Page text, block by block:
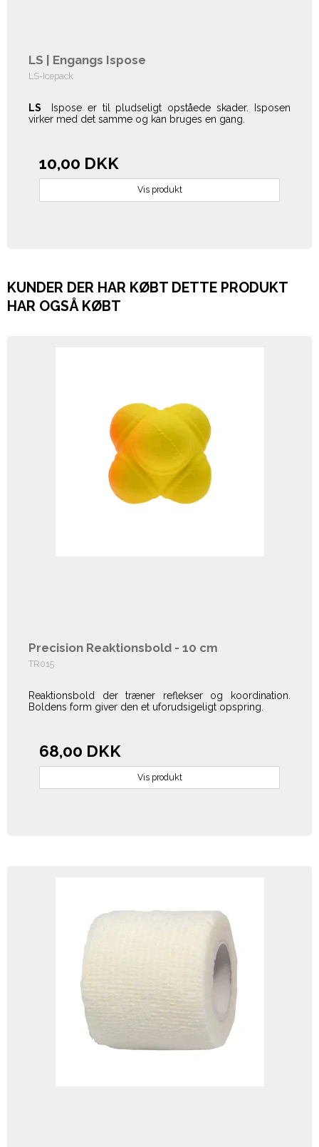
LS | Engangs Ispose
LS-Icepack
LS
Ispose er til pludseligt opståede skader. Isposen
virker med det samme og kan bruges en gang.
10,00 DKK
Vis produkt
KUNDER DER HAR KØBT DETTE PRODUKT
HAR OGSÅ KØBT
Precision Reaktionsbold - 10 cm
TR015
Reaktionsbold der træner reflekser og koordination.
Boldens form giver den et uforudsigeligt opspring.
68,00 DKK
Vis produkt